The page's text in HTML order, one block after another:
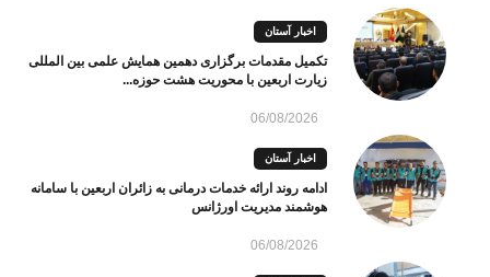
اخبار آستان
تکمیل مقدمات برگزاری دهمین همایش علمی بین المللی
زیارت اربعین با محوریت هشت حوزه...
06/08/2026
اخبار آستان
ادامه روند ارائه خدمات درمانی به زائران اربعین با سامانه
هوشمند مدیریت اورژانس
06/08/2026